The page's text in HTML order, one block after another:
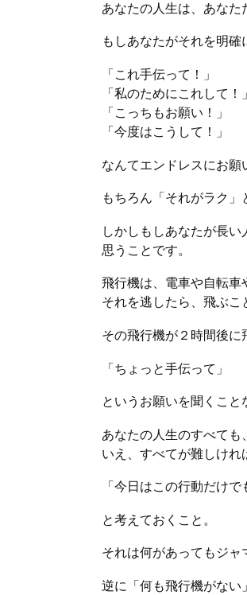
あなたの人生は、あなた
もしあなたがそれを明
「これ手伝って！」
「私のためにこれして！」
「こっちもお願い！」
「今度はこうして！」
なんてエンドレスにお願
もちろん「それがラク」
しかしもしあなたが長
思うことです。
飛行機は、電車や自転車
それを逃したら、飛ぶこ
その飛行機が２時間後
「ちょっと手伝って」
というお願いを聞くこと
あなたの人生のすべても
いえ、すべてが難しけれ
「今日はこの行動だけ
と考えておくこと。
それは何があってもジャ
逆に「何も飛行機がな